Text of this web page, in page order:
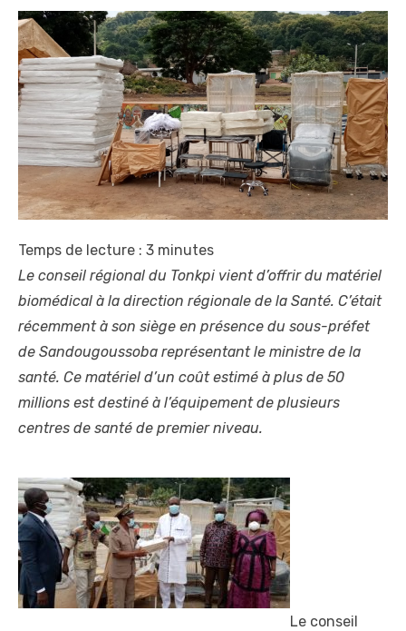
Temps de lecture : 3 minutes
Le conseil régional du Tonkpi vient d’offrir du matériel
biomédical à la direction régionale de la Santé. C’était
récemment à son siège en présence du sous-préfet
de Sandougoussoba représentant le ministre de la
santé. Ce matériel d’un coût estimé à plus de 50
millions est destiné à l’équipement de plusieurs
centres de santé de premier niveau.
Le conseil